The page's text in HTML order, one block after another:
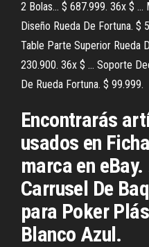
2 Bolas... $ 687.999. 36x $ ...
Diseño Rueda De Fortuna. $
Table Parte Superior Rueda
230.900. 36x $ ... Soporte
De Rueda Fortuna. $ 99.999.
Encontrarás
usados en
marca en
Carrusel De
para Poker
Blanco Azul.